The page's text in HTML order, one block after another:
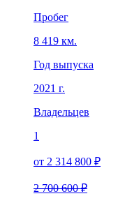
Пробег
8 419 км.
Год выпуска
2021 г.
Владельцев
1
от 2 314 800 ₽
2 700 600 ₽